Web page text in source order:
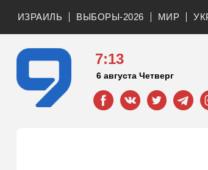
ИЗРАИЛЬ ВЫБОРЫ-2026 МИР
7:13
6 августа Четверг